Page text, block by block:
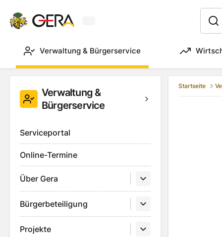
Verwaltung & Bürgerservice
Verwaltung &
Bürgerservice
Serviceportal
Online-Termine
Über Gera
Bürgerbeteiligung
Projekte
Startseite